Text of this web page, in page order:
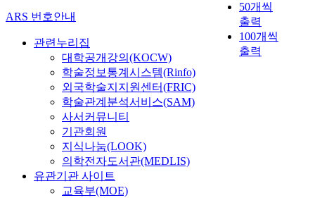
50개씩
출력
100개씩
출력
ARS 번호안내
관련누리집
대학공개강의(KOCW)
학술정보통계시스템(Rinfo)
외국학술지지원센터(FRIC)
학술관계분석서비스(SAM)
사서커뮤니티
기관회원
지식나눔(LOOK)
의학전자도서관(MEDLIS)
유관기관 사이트
교육부(MOE)